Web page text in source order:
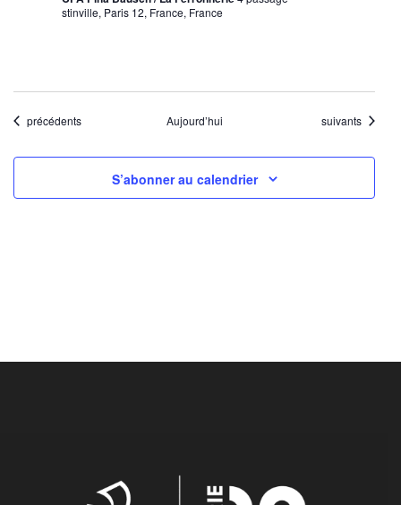
stinville, Paris 12, France, France
Évènements
précédents Aujourd’hui Évènements
suivants
S’abonner au calendrier